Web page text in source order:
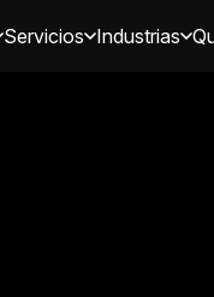
Servicios Industrias